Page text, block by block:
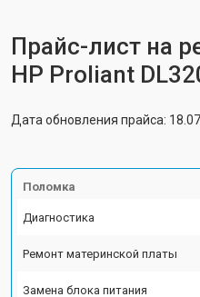
Прайс-лист на
HP Proliant
Дата обновления прайса:
Поломка
Диагностика
Ремонт материнской платы
Замена блока питания